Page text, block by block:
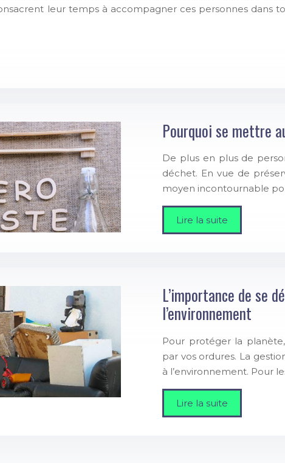
leur temps à accompagner ces personnes dans
Pourquoi se mettre
De plus en plus de
déchet. En vue de
moyen incontournable
Lire la suite
L’importance de se
l’environnement
Pour protéger la
par vos ordures. La
à l’environnement. Pour
Lire la suite